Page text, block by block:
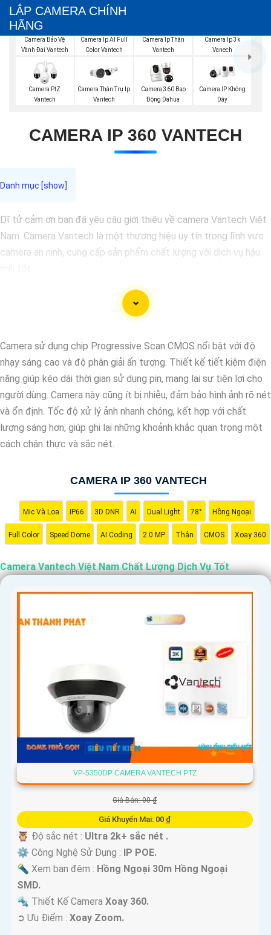
LẮP CAMERA CHÍNH
HÃNG
Camera Bảo Vệ
Vành Đai Vantech
Camera Ip AI Full
Color Vantech
Camera Ip Thân
Vantech
Camera Ip 3k
Vanech
Camera PtZ
Vantech
Camera Thân Trụ Ip
Vantech
Camera 360 Bao
Động Dahua
Camera IP Không
Dây
CAMERA IP 360 VANTECH
Dĩ tử cảm ơn bạn đã yêu câu giới thiệu về camera Vantech Việt
Nam. Camera Vantech là một thương hiệu uy tín trong lĩnh vực
camera an ninh, cung cấp sản phẩm chất lượng với dịch vụ hậu
Camera Vantech Việt Nam được đánh giá có chất lượng tốt, độ
phân giải cao, hình ảnh sắc nét. camera Vantech còn được thiết
kế chống nước, chống va đập, phù hợp sử dụng trong nhiều môi
Với cam kết về chất lượng và dịch vụ, camera Vantech Việt
Nam mang lại sự an tâm cho người dùng trong việc giám sát và
bảo vệ tài sản. Đồng thời, giá cả của sản phẩm cũng được đánh
giá là hợp lý, phải chăng.
Nếu bạn cần thêm thông tin chi tiết về sản phẩm hay muốn tư
vấn, hãy liên hệ với đại lý phân phối chính thức của Vantech để
được hỗ trợ tốt nhất.
Camera sử dụng chip Progressive Scan CMOS nổi bật với độ
nhạy sáng cao và độ phân giải ấn tượng. Thiết kế tiết kiệm điện
năng giúp kéo dài thời gian sử dụng pin, mang lại sự tiện lợi cho
người dùng. Camera này cũng ít bị nhiễu, đảm bảo hình ảnh rõ nét
và ổn định. Tốc độ xử lý ảnh nhanh chóng, kết hợp với chất
lượng sáng hơn, giúp ghi lại những khoảnh khắc quan trọng một
cách chân thực và sắc nét.
CAMERA IP 360 VANTECH
Mic Và Loa IP66 3D DNR AI Dual Light 78° Hồng Ngoại
Full Color Speed Dome AI Coding 2.0 MP Thân CMOS Xoay 360
Camera Vantech Việt Nam Chất Lượng Dịch Vụ Tốt
VP-5350DP CAMERA VANTECH PTZ
Giá Bán: 00 ₫
Giá Khuyến Mại: 00 ₫
🦉 Độ sắc nét : Ultra 2k+ sắc nét .
⚙ Công Nghệ Sử Dụng :
IP POE.
🔦 Xem ban đêm : Hồng Ngoại 30m Hồng Ngoại
SMD.
🔩 Thiết Kế Camera Xoay 360.
️➲ Ưu Điểm : Xoay Zoom.